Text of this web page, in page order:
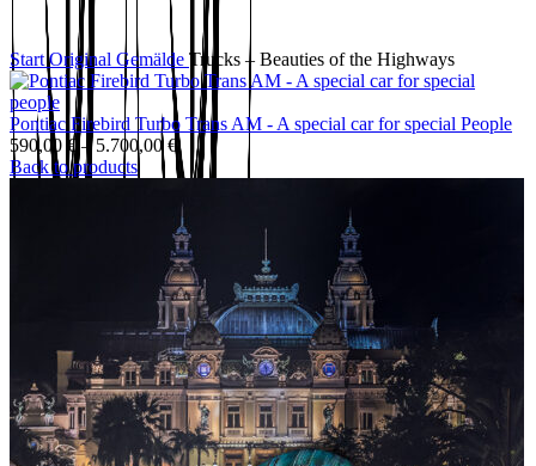
Click to enlarge
Start Original Gemälde Trucks – Beauties of the Highways
Pontiac Firebird Turbo Trans AM - A special car for special People
590,00 € –5.700,00€
Back to products